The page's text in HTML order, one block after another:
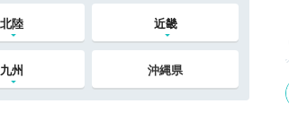
北陸 近畿
九州 沖縄県